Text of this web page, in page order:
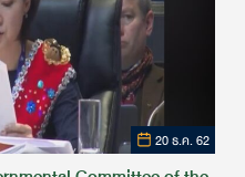
20 ธ.ค. 62